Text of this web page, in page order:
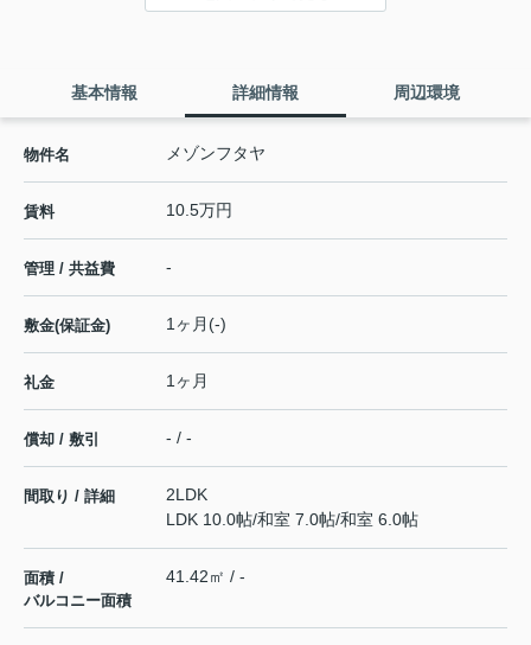
基本情報 詳細情報 周辺環境
物件名 メゾンフタヤ
賃料 10.5万円
管理 / 共益費 -
敷金(保証金) 1ヶ月(-)
礼金 1ヶ月
償却 / 敷引 - / -
間取り / 詳細
2LDK
LDK 10.0帖/和室 7.0帖/和室 6.0帖
面積 /
バルコニー面積
41.42㎡ / -